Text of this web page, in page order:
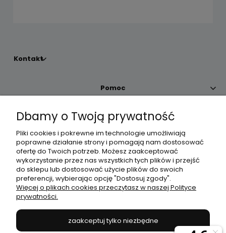
Kontakt
Pomoc
Moje konto
Płatności i dostawa
Informacje
Dbamy o Twoją prywatność
Pliki cookies i pokrewne im technologie umożliwiają
poprawne działanie strony i pomagają nam dostosować
ofertę do Twoich potrzeb. Możesz zaakceptować
wykorzystanie przez nas wszystkich tych plików i przejść
do sklepu lub dostosować użycie plików do swoich
preferencji, wybierając opcję "Dostosuj zgody".
Więcej o plikach cookies przeczytasz w naszej Polityce
prywatności.
zaakceptuj tylko niezbędne